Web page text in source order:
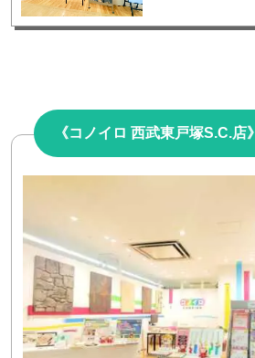
《コノイロ 西武東戸塚S.C.店》